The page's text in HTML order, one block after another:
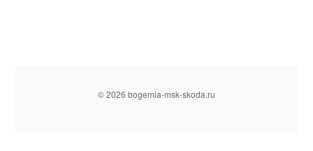
© 2026 bogemia-msk-skoda.ru